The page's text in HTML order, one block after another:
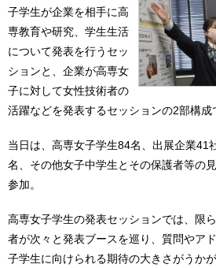
子学生が企業を相手に高
専教育や研究、学生生活
について発表を行うセッ
ションと、企業が高専女
子に対して女性技術者の
活躍などを発表するセッションの2部構成
当日は、高専女子学生84名、出展企業41
名、その他女子中学生とその保護者等の
参加。
高専女子学生の発表セッションでは、限
者が次々と発表ブースを巡り、質問やア
子学生に向けられる期待の大きさがうか